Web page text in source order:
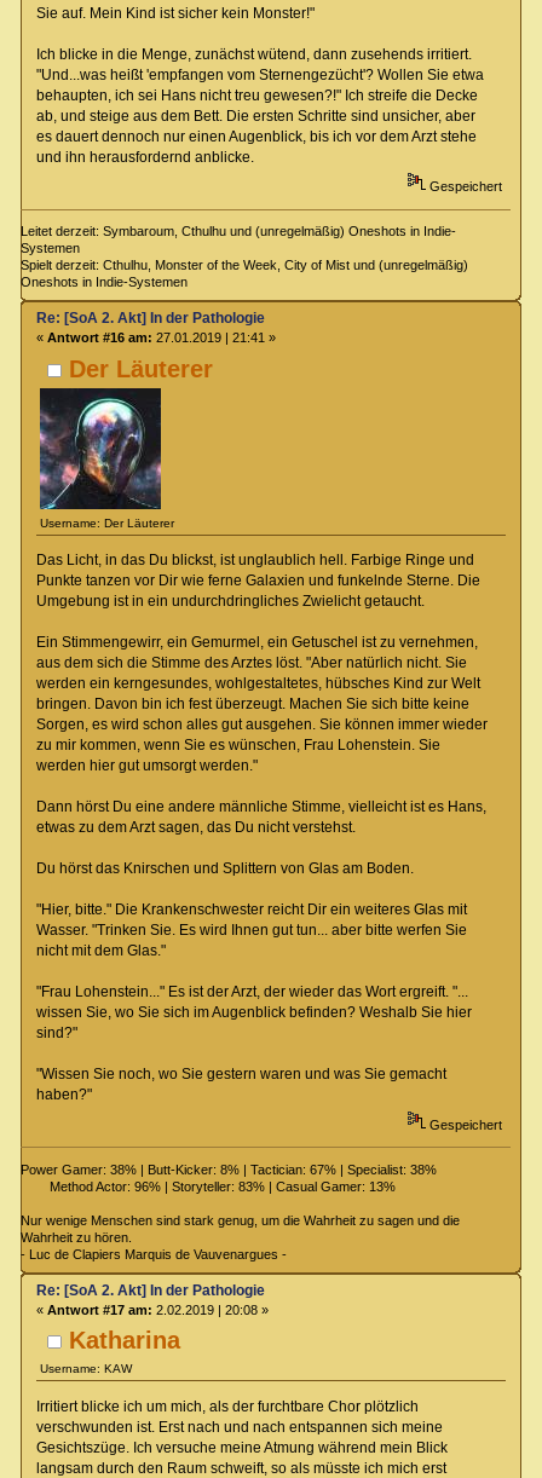
Sie auf. Mein Kind ist sicher kein Monster!"
Ich blicke in die Menge, zunächst wütend, dann zusehends irritiert.
"Und...was heißt 'empfangen vom Sternengezücht'? Wollen Sie etwa
behaupten, ich sei Hans nicht treu gewesen?!" Ich streife die Decke
ab, und steige aus dem Bett. Die ersten Schritte sind unsicher, aber
es dauert dennoch nur einen Augenblick, bis ich vor dem Arzt stehe
und ihn herausfordernd anblicke.
Gespeichert
Leitet derzeit: Symbaroum, Cthulhu und (unregelmäßig) Oneshots in Indie-
Systemen
Spielt derzeit: Cthulhu, Monster of the Week, City of Mist und (unregelmäßig)
Oneshots in Indie-Systemen
Der Läuterer
Username: Der Läuterer
Re: [SoA 2. Akt] In der Pathologie
« Antwort #16 am: 27.01.2019 | 21:41 »
Das Licht, in das Du blickst, ist unglaublich hell. Farbige Ringe und
Punkte tanzen vor Dir wie ferne Galaxien und funkelnde Sterne. Die
Umgebung ist in ein undurchdringliches Zwielicht getaucht.
Ein Stimmengewirr, ein Gemurmel, ein Getuschel ist zu vernehmen,
aus dem sich die Stimme des Arztes löst. "Aber natürlich nicht. Sie
werden ein kerngesundes, wohlgestaltetes, hübsches Kind zur Welt
bringen. Davon bin ich fest überzeugt. Machen Sie sich bitte keine
Sorgen, es wird schon alles gut ausgehen. Sie können immer wieder
zu mir kommen, wenn Sie es wünschen, Frau Lohenstein. Sie
werden hier gut umsorgt werden."
Dann hörst Du eine andere männliche Stimme, vielleicht ist es Hans,
etwas zu dem Arzt sagen, das Du nicht verstehst.
Du hörst das Knirschen und Splittern von Glas am Boden.
"Hier, bitte." Die Krankenschwester reicht Dir ein weiteres Glas mit
Wasser. "Trinken Sie. Es wird Ihnen gut tun... aber bitte werfen Sie
nicht mit dem Glas."
"Frau Lohenstein..." Es ist der Arzt, der wieder das Wort ergreift. "...
wissen Sie, wo Sie sich im Augenblick befinden? Weshalb Sie hier
sind?"
"Wissen Sie noch, wo Sie gestern waren und was Sie gemacht
haben?"
Gespeichert
Power Gamer: 38% | Butt-Kicker: 8% | Tactician: 67% | Specialist: 38%
Method Actor: 96% | Storyteller: 83% | Casual Gamer: 13%
Nur wenige Menschen sind stark genug, um die Wahrheit zu sagen und die
Wahrheit zu hören.
- Luc de Clapiers Marquis de Vauvenargues -
Katharina
Username: KAW
Re: [SoA 2. Akt] In der Pathologie
« Antwort #17 am: 2.02.2019 | 20:08 »
Irritiert blicke ich um mich, als der furchtbare Chor plötzlich
verschwunden ist. Erst nach und nach entspannen sich meine
Gesichtszüge. Ich versuche meine Atmung während mein Blick
langsam durch den Raum schweift, so als müsste ich mich erst